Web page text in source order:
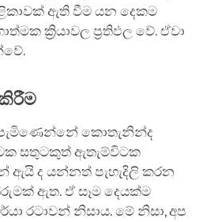
ඇති වීම යන දෙකම
ක්‍රියාවල ප්‍රතිඵල වේ. ඒවා
කොතැනින්ද
සතුටකුත් ඇතැම්විටක
ද යන්නත් පැහැදිලි කරන
ඇත. ඒ සෑම දෙයක්ම
රටාවන් නිසාය. මේ නිසා, අප